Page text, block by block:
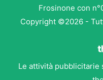
Frosinone con
Copyright ©2026 -
Le attività pubblicitarie